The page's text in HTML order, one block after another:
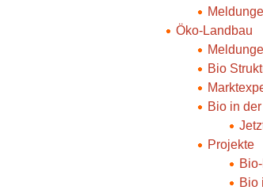
Öko-Landbau
Bio
Bio in
Projekte
Bio